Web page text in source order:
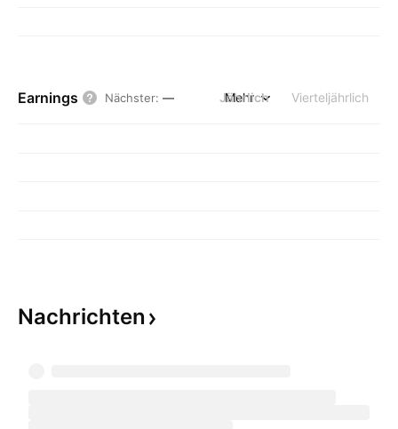
Earnings Nächster: — Jährlich Vierteljährlich
Mehr
Nachrichten